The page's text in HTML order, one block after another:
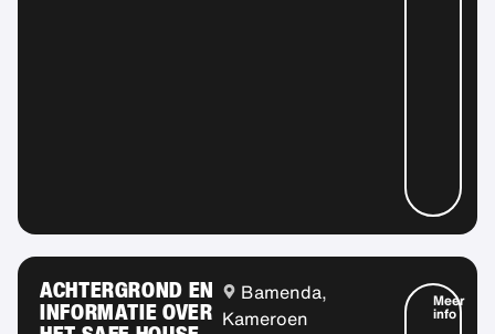
ACHTERGROND EN
INFORMATIE OVER
Bamenda,
Kameroen
Meer
info